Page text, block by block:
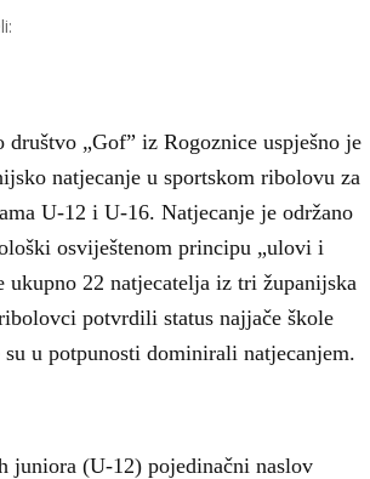
društvo „Gof” iz Rogoznice uspješno je
natjecanje u sportskom ribolovu za
U-12 i U-16. Natjecanje je održano
osviještenom principu „ulovi i
ukupno 22 natjecatelja iz tri županijska
potvrdili status najjače škole
u potpunosti dominirali natjecanjem.
juniora (U-12) pojedinačni naslov